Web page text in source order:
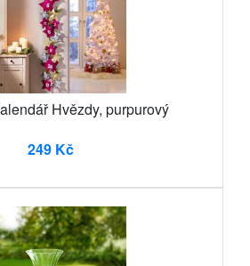
Hvězdy, purpurový
249 Kč